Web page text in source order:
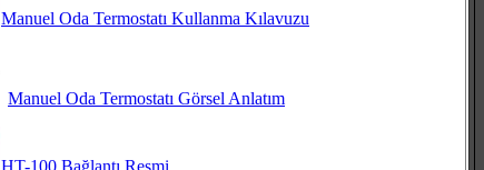
Manuel Oda Termostatı Kullanma Kılavuzu
Manuel Oda Termostatı Görsel Anlatım
HT-100 Bağlantı Resmi